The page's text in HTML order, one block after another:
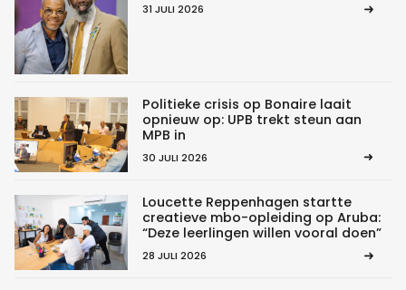
31 JULI 2026
Politieke crisis op Bonaire laait
opnieuw op: UPB trekt steun aan
MPB in
30 JULI 2026
Loucette Reppenhagen startte
creatieve mbo-opleiding op Aruba:
“Deze leerlingen willen vooral doen”
28 JULI 2026